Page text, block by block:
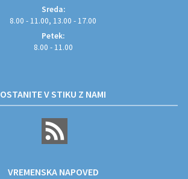
Sreda:
8.00 - 11.00, 13.00 - 17.00
Petek:
8.00 - 11.00
OSTANITE V STIKU Z NAMI
VREMENSKA NAPOVED